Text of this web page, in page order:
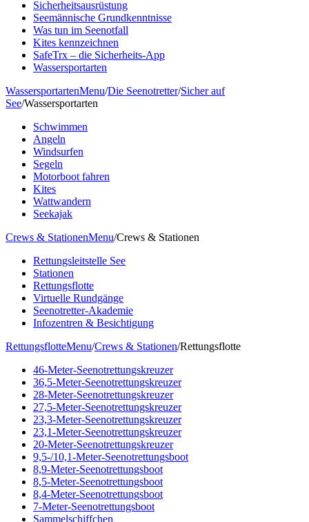
Sicherheitsausrüstung
Seemännische Grundkenntnisse
Was tun im Seenotfall
Kites kennzeichnen
SafeTrx – die Sicherheits-App
Wassersportarten
WassersportartenMenu/Die Seenotretter/Sicher auf
See/Wassersportarten
Schwimmen
Angeln
Windsurfen
Segeln
Motorboot fahren
Kites
Wattwandern
Seekajak
Crews & StationenMenu/Crews & Stationen
Rettungsleitstelle See
Stationen
Rettungsflotte
Virtuelle Rundgänge
Seenotretter-Akademie
Infozentren & Besichtigung
RettungsflotteMenu/Crews & Stationen/Rettungsflotte
46-Meter-Seenotrettungskreuzer
36,5-Meter-Seenotrettungskreuzer
28-Meter-Seenotrettungskreuzer
27,5-Meter-Seenotrettungskreuzer
23,3-Meter-Seenotrettungskreuzer
23,1-Meter-Seenotrettungskreuzer
20-Meter-Seenotrettungskreuzer
9,5-/10,1-Meter-Seenotrettungsboot
8,9-Meter-Seenotrettungsboot
8,5-Meter-Seenotrettungsboot
8,4-Meter-Seenotrettungsboot
7-Meter-Seenotrettungsboot
Sammelschiffchen